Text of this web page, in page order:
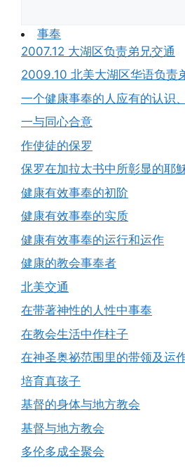
事奉
2007.12 大湖区负责弟兄交通
2009.10 北美大湖区华语负责
一个健康事奉的人应有的认识
一与同心合意
作使徒的保罗
保罗在加拉太书中所彰显的耶
健康有效事奉的初阶
健康有效事奉的实质
健康有效事奉的运行和运作
健康的教会事奉者
北美交通
在带著神性的人性中事奉
在教会生活中作柱子
在神圣奥祕范围里的带领及运
培育真孩子
基督的身体与地方教会
基督与地方教会
多伦多成全聚会